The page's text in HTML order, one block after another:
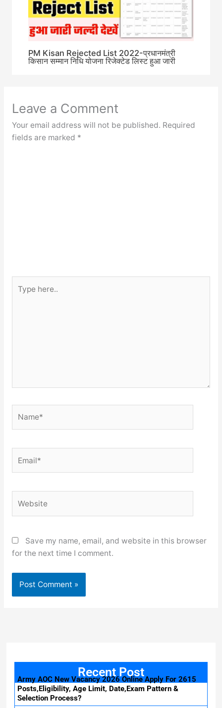
PM Kisan Rejected List 2022-प्रधानमंत्री
किसान सम्मान निधि योजना रिजेक्टेड लिस्ट हुआ जारी
Leave a Comment
Your email address will not be published. Required
fields are marked *
here..
Save my name, email, and website in this browser
for the next time I comment.
Recent Post
Army AOC New Vacancy 2026 Online Apply For 2615
Posts,Eligibility, Age Limit, Date,Exam Pattern &
Selection Process?